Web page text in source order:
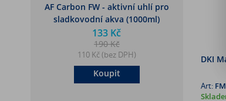
AF Carbon FW - aktivní uhlí pro
sladkovodní akva (1000ml)
133 Kč
190 Kč
110 Kč (bez DPH)
Koupit
DKI
Art: